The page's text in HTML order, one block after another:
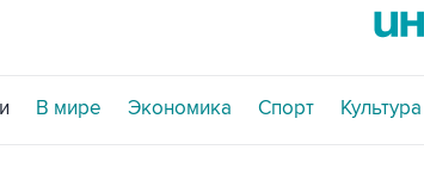
В мире Экономика Спорт Культура